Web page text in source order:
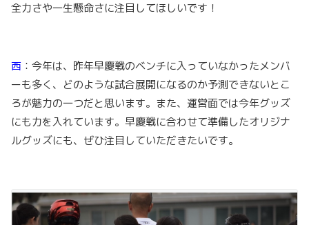
全力さや一生懸命さに注目してほしいです！
西 ：今年は、昨年早慶戦のベンチに入っていなかったメンバ
ーも多く、どのような試合展開になるのか予測できないとこ
ろが魅力の一つだと思います。また、運営面では今年グッズ
にも力を入れています。早慶戦に合わせて準備したオリジナ
ルグッズにも、ぜひ注目していただきたいです。